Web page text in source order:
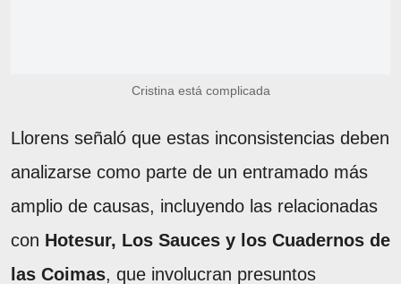
Cristina está complicada
Llorens señaló que estas inconsistencias deben
analizarse como parte de un entramado más
amplio de causas, incluyendo las relacionadas
con Hotesur, Los Sauces y los Cuadernos de
las Coimas, que involucran presuntos